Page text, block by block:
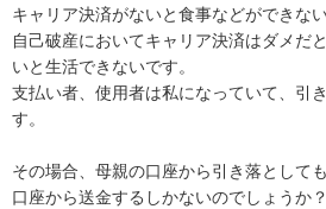
キャリア決済がないと食事などができない
自己破産においてキャリア決済はダメだ
いと生活できないです。
支払い者、使用者は私になっていて、引
す。
その場合、母親の口座から引き落として
口座から送金するしかないのでしょうか？